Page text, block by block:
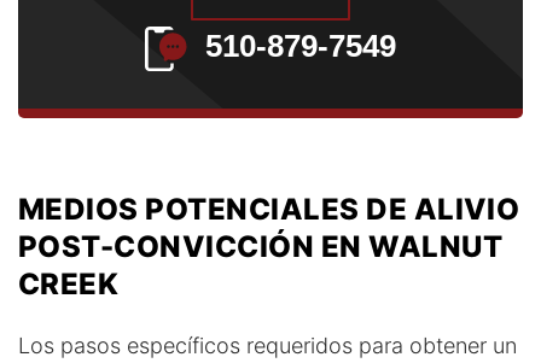
510-879-7549
MEDIOS POTENCIALES DE ALIVIO
POST-CONVICCIÓN EN WALNUT
CREEK
Los pasos específicos requeridos para obtener un